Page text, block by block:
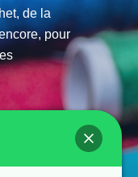
de la
pour